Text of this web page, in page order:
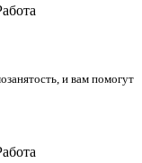
и вам помогут